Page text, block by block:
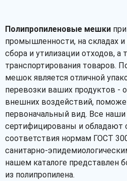
Полипропиленовые мешки
промышленности, на складах
сбора и утилизации отходов, а
транспортирования товаров.
мешок является отличной
перевозки ваших продуктов -
внешних воздействий,
первоначальный вид. Все наши
сертифицированы и обладают
соответствия нормам ГОСТ
санитарно-
нашем каталоге
из полипропилена.